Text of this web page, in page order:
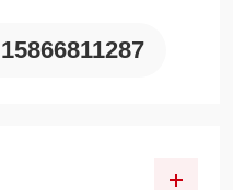
15866811287